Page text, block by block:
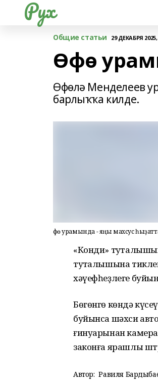
Рух
Общие статьи 29 ДЕКАБРЯ 2025,
Өфө
Өфөлә Менделеев
барлыҡҡа килде.
Өфө урамында - яңы махсус
«Конди»
туҡталышына
хәүефһеҙлеге
Бөгөнгө көндә
буйынса шәхси
ғинуарынан
законға ярашлы
Автор: Равиля